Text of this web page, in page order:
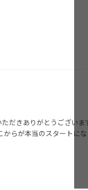
だきありがとうござい
からが本当のスタートに